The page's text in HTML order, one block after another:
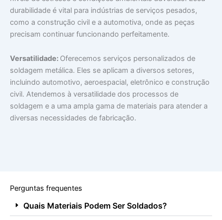
durabilidade é vital para indústrias de serviços pesados,
como a construção civil e a automotiva, onde as peças
precisam continuar funcionando perfeitamente.
Versatilidade: Oferecemos serviços personalizados de
soldagem metálica. Eles se aplicam a diversos setores,
incluindo automotivo, aeroespacial, eletrônico e construção
civil. Atendemos à versatilidade dos processos de
soldagem e a uma ampla gama de materiais para atender a
diversas necessidades de fabricação.
Perguntas frequentes
Quais Materiais Podem Ser Soldados?